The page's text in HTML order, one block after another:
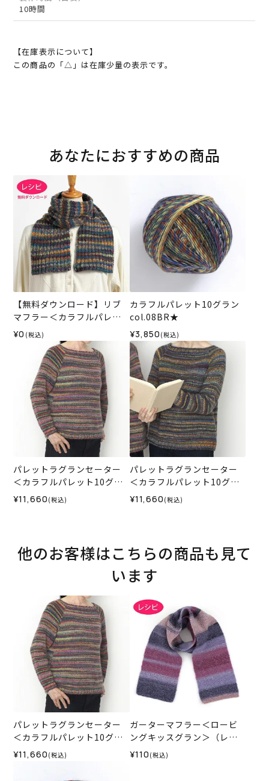
10時間
【在庫表示について】
この商品の「△」は在庫少量の表示です。
あなたにおすすめの商品
【無料ダウンロード】リブ
マフラー＜カラフルパレッ
ト10グラン＞（レシピ）
¥0 (税込)
カラフルパレット10グラン
col.08BR★
¥3,850 (税込)
パレットラグランセーター
＜カラフルパレット10グラ
ン01R＞（編み物 材料セッ
ト）
¥11,660 (税込)
パレットラグランセーター
＜カラフルパレット10グラ
ン08BR＞（編み物 材料セ
ット）
¥11,660 (税込)
他のお客様はこちらの商品も見て
います
パレットラグランセーター
＜カラフルパレット10グラ
ン01R＞（編み物 材料セッ
ト）
¥11,660 (税込)
ガーターマフラー＜ロービ
ングキッスグラン＞（レシ
ピ）
¥110 (税込)